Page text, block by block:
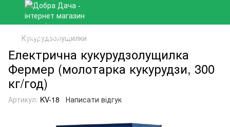
Кукурудзолущилки
Електрична кукурудзолущилка
Фермер (молотарка кукурудзи, 300
кг/год)
Артикул: KV-18 Написати відгук